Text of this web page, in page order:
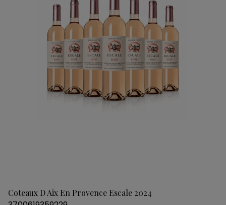
Coteaux D Aix En Provence Escale 2024